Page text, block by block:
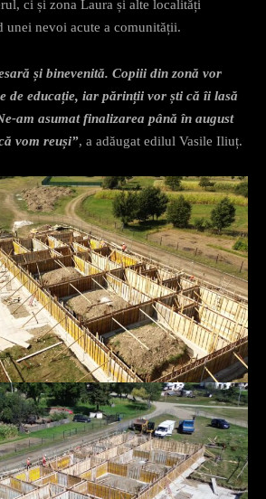
ci și zona Laura și alte localități
unei nevoi acute a comunității.
și binevenită. Copiii din zonă vor
de educație, iar părinții vor ști că îi lasă
am asumat finalizarea până în august
vom reuși”, a adăugat edilul Vasile Iliuț.